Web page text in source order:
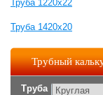
Труба 1220х22
Труба 1420х20
Трубный
Труба